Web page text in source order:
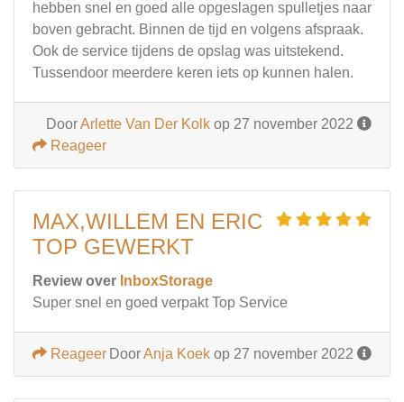
hebben snel en goed alle opgeslagen spulletjes naar
boven gebracht. Binnen de tijd en volgens afspraak.
Ook de service tijdens de opslag was uitstekend.
Tussendoor meerdere keren iets op kunnen halen.
DoorArlette Van Der Kolk op 27 november 2022
Reageer
MAX,WILLEM EN ERIC
TOP GEWERKT
Review over InboxStorage
Super snel en goed verpakt Top Service
DoorAnja Koek op 27 november 2022
Reageer